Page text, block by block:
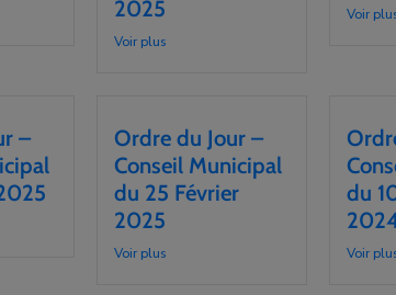
2025
Voir plus
Voir
–
Ordre du Jour –
Conseil Municipal
du 25 Février
2025
Voir plus
du
Voir